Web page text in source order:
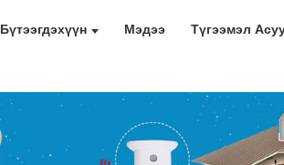
Бүтээгдэхүүн Мэдээ Түгээмэл